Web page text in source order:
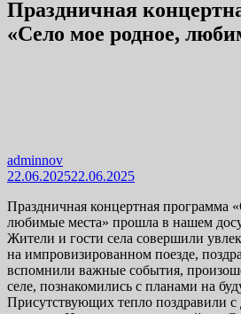
Праздничная
«Село мое родное,
adminnov
22.06.202522.06.2025
Праздничная концертная программа
любимые места» прошла в нашем
Жители и гости села совершили
на импровизированном поезде,
вспомнили важные события,
селе, познакомились с планами на
Присутствующих тепло поздравили с